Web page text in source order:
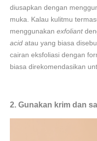
diusapkan dengan
muka. Kalau kulitmu
menggunakan exfoliant
acid atau yang biasa
cairan eksfoliasi dengan
biasa direkomendasikan
2. Gunakan krim dan